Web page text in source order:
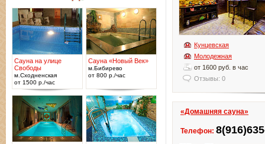
Кунцевская
Молодежная
от 1600 руб. в час
Отзывы: 0
«Домашняя сауна»
Телефон:
Сауна на улице
Свободы
м.Сходненская
от 1500 р./час
Сауна «Новый Век»
м.Бибирево
от 800 р./час